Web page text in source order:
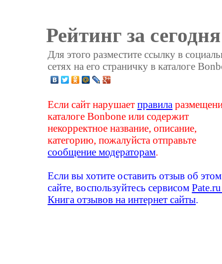
Рейтинг за
Для этого разместите ссылку в
сетях на его страничку в каталоге
Если сайт нарушаетправила
каталоге Bonbone или содержит
некорректное название, описание,
категорию, пожалуйста отправьте
сообщение модераторам
Если вы хотите оставить отзыв об этом
сайте, воспользуйтесь сервисом
Книга отзывов на интернет сайты